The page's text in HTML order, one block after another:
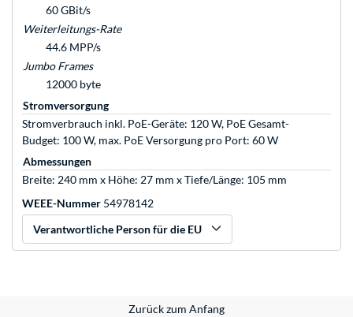
60 GBit/s
Weiterleitungs-Rate
44.6 MPP/s
Jumbo Frames
12000 byte
Stromversorgung
Stromverbrauch inkl. PoE-Geräte: 120 W, PoE Gesamt-
Budget: 100 W, max. PoE Versorgung pro Port: 60 W
Abmessungen
Breite: 240 mm x Höhe: 27 mm x Tiefe/Länge: 105 mm
WEEE-Nummer 54978142
Verantwortliche Person für die EU
Zurück zum Anfang